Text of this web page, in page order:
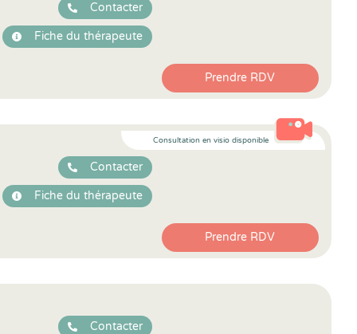
Contacter
Fiche du thérapeute
Prendre RDV
Consultation en visio disponible
Contacter
Fiche du thérapeute
Prendre RDV
Contacter